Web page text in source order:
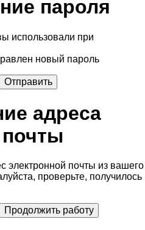
пароля
использовали при
новый пароль
адреса
электронной почты из вашего
проверьте, получилось